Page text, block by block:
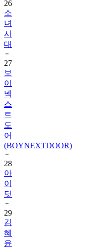
녀
시
대
27
보
이
넥
스
트
도
어
(BOYNEXTDOOR)
28
아
이
딧
29
김
혜
윤
30